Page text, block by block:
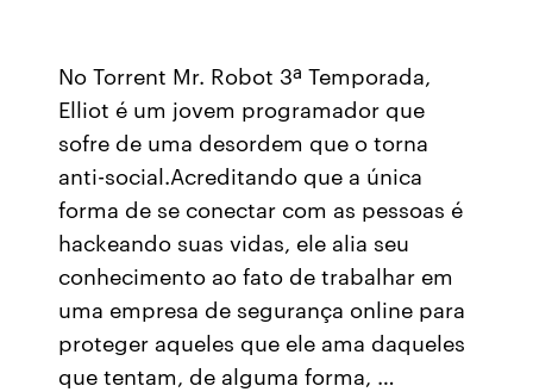
No Torrent Mr. Robot 3ª Temporada,
Elliot é um jovem programador que
sofre de uma desordem que o torna
anti-social.Acreditando que a única
forma de se conectar com as pessoas é
hackeando suas vidas, ele alia seu
conhecimento ao fato de trabalhar em
uma empresa de segurança online para
proteger aqueles que ele ama daqueles
que tentam, de alguma forma, …